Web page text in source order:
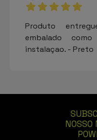
Produto
embalado
instalaçao. - Preto
NOSSO